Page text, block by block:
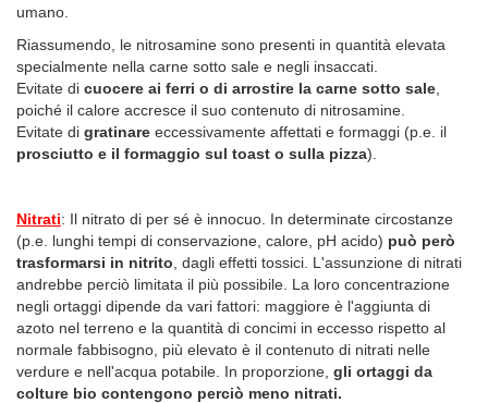
umano.
Riassumendo, le nitrosamine sono presenti in quantità elevata
specialmente nella carne sotto sale e negli insaccati.
Evitate di cuocere ai ferri o di arrostire la carne sotto sale
poiché il calore accresce il suo contenuto di nitrosamine.
Evitate di gratinare eccessivamente affettati e formaggi (p.e. il
prosciutto e il formaggio sul toast o sulla pizza).
Nitrati: Il nitrato di per sé è innocuo. In determinate circostanze
(p.e. lunghi tempi di conservazione, calore, pH acido) può però
trasformarsi in nitrito , dagli effetti tossici. L'assunzione di nitrati
andrebbe perciò limitata il più possibile. La loro concentrazione
negli ortaggi dipende da vari fattori: maggiore è l'aggiunta di
azoto nel terreno e la quantità di concimi in eccesso rispetto al
normale fabbisogno, più elevato è il contenuto di nitrati nelle
verdure e nell'acqua potabile. In proporzione, gli ortaggi da
colture bio contengono perciò meno nitrati.